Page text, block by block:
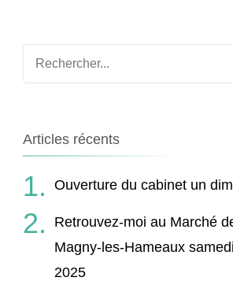
Recherche
pour
Articles récents
Ouverture du cabinet un
Retrouvez-moi au Marché
Magny-les-Hameaux
2025